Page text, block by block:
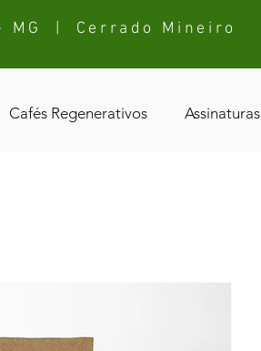
MG | Cerrado Mineiro
Cafés Regenerativos Assinaturas